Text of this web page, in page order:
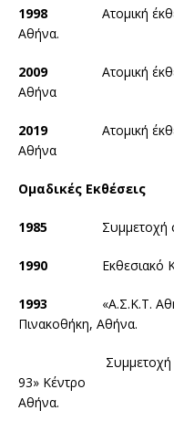
1998 Ατομική έκθεση
Αθήνα.
2009Ατομική έκθεση
Αθήνα
2019 Ατομική
Αθήνα
Ομαδικές Εκθέσεις
1985 Συμμετοχή
1990 Εκθεσιακό
1993 «Α.Σ.Κ.Τ.
Πινακοθήκη, Αθήνα.
Συμμετοχή στην
93» Κέντρο
Αθήνα.